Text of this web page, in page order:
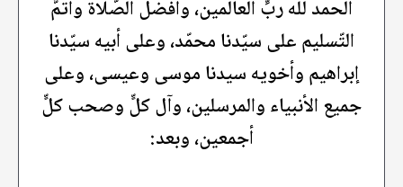
الحمد لله ربِّ العالمين، وأفضل الصّلاة وأتمُّ
التّسليم على سيّدنا محمّد، وعلى أبيه سيّدنا
إبراهيم وأخويه سيدنا موسى وعيسى، وعلى
جميع الأنبياء والمرسلين، وآل كلٍّ وصحب كلٍّ
أجمعين، وبعد: